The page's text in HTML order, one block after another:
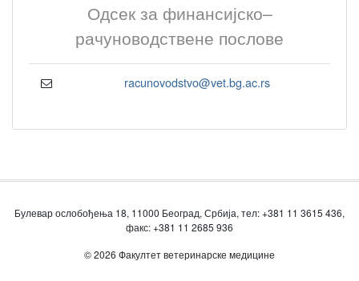
Одсек за финансијско–
рачуноводствене послове
racunovodstvo@vet.bg.ac.rs
Булевар ослобођења 18, 11000 Београд, Србија, тел: +381 11 3615 436,
факс: +381 11 2685 936
© 2026 Факултет ветеринарске медицине